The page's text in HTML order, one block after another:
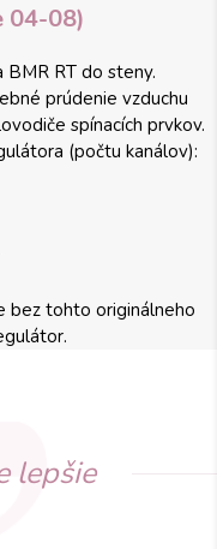
04-08)
BMR RT do steny.
prúdenie vzduchu
spínacích prvkov.
(počtu kanálov):
bez tohto originálneho
lepšie